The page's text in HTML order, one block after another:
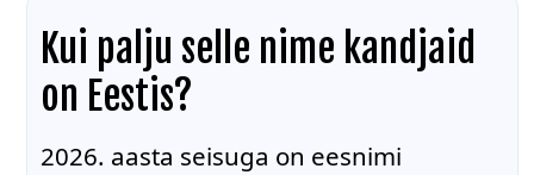
Kui palju selle nime kandjaid
on Eestis?
2026. aasta seisuga on eesnimi